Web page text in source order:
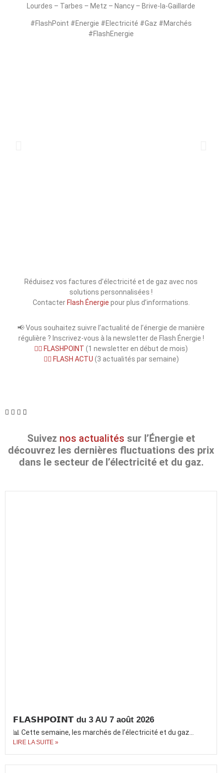
Lourdes – Tarbes – Metz – Nancy – Brive-la-Gaillarde
#FlashPoint #Energie #Electricité #Gaz #Marchés
#FlashEnergie
Réduisez vos factures d’électricité et de gaz avec nos
solutions personnalisées !
ContacterFlash Énergie pour plus d’informations.
📢 Vous souhaitez suivre l’actualité de l’énergie de manière
régulière ? Inscrivez-vous à la newsletter de Flash Énergie !
👉🏻 FLASHPOINT (1 newsletter en début de mois)
👉🏻 FLASH ACTU (3 actualités par semaine)
Suivez nos actualités sur l’Énergie et
découvrez les dernières fluctuations des prix
dans le secteur de l’électricité et du gaz.
𝗙𝗟𝗔𝗦𝗛𝗣𝗢𝗜𝗡𝗧 du 3 AU 7 août 2026
📊 Cette semaine, les marchés de l’électricité et du gaz...
LIRE LA SUITE »